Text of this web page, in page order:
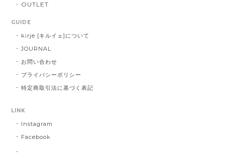
OUTLET
GUIDE
kirje [キルイェ]について
JOURNAL
お問い合わせ
プライバシーポリシー
特定商取引法に基づく表記
LINK
Instagram
Facebook